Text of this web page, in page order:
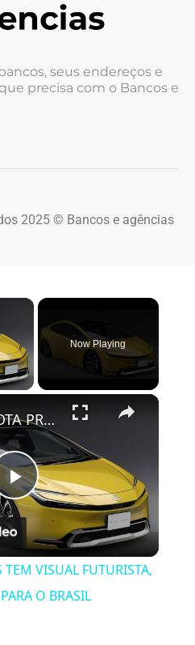
seus endereços e
precisa com o Bancos e
2025 © Bancos e agências
×
Now Playing
×
Play Video
NOVO TOYOTA PRIUS TEM VISUAL FUTURISTA, PAINEL SOLAR E VEM PARA O BRASIL
VISUAL FUTURISTA,
O BRASIL